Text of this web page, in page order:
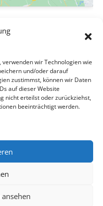
wir Technologien wie
und/oder darauf
zustimmst, können wir Daten
auf dieser Website
nicht erteilst oder zurückziehst,
beeinträchtigt werden.
Karte anzeigen
Alt-Erlaa A8/03: Stille-Oase-
(EU)